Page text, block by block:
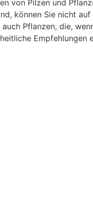
von Pilzen und
können Sie nicht
Pflanzen, die,
Empfehlungen